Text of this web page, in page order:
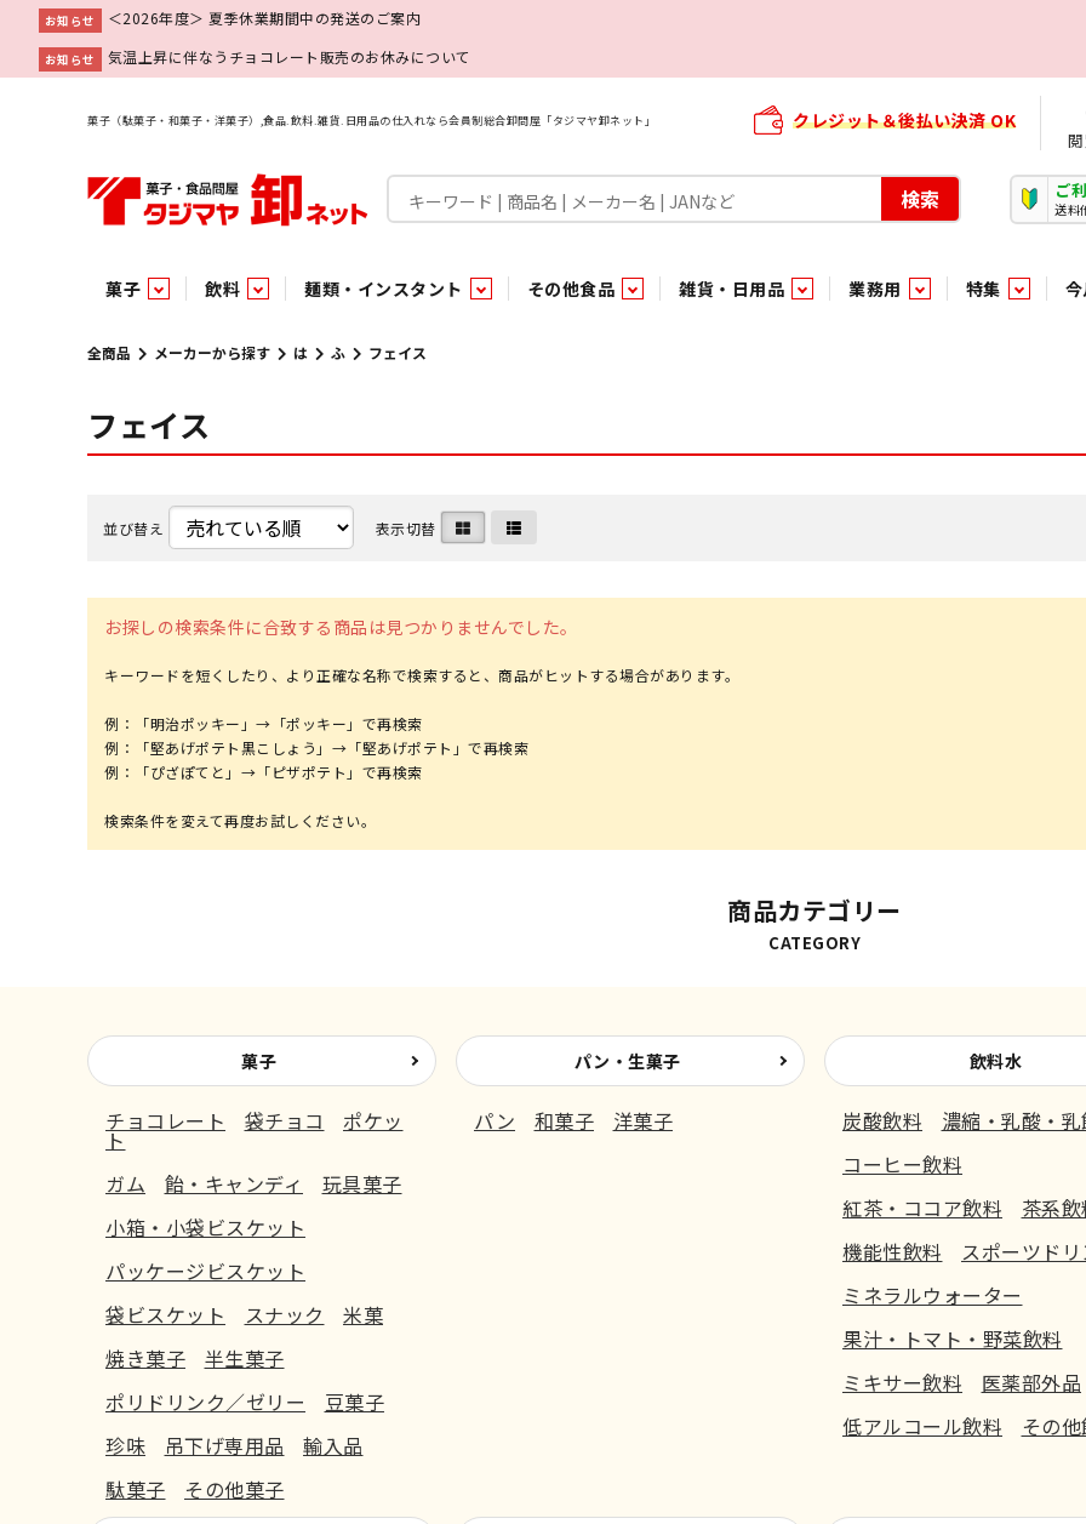
お知らせ ＜2026年度＞ 夏季休業期間中の発送のご案内
お知らせ 気温上昇に伴なうチョコレート販売のお休みについて
菓子（駄菓子・和菓子・洋菓子）,食品.飲料.雑貨.日用品の仕入れなら会員制総合卸問屋「タジマヤ卸ネット」 クレジット＆後払い決済 OK
検索 ご
送料
菓子
菓子 パン・生菓子
チョコレート
焼き菓子
半生菓子 ポリドリンク／ゼリー 豆菓子 珍味 吊下げ専用品 輸入品 駄菓子 その他菓子
飲料
飲料水 嗜好飲料 チルド飲料・デザート
炭酸飲料
ミキサー飲料
医薬部外品 低アルコール飲料 その他飲料水
麺類・インスタント
麺類 インスタント
乾麺 即席麺 袋
その他食品
調味料 ビン・缶詰 乾物 嗜好食品
砂糖 甘味料
みりん風調味料
香辛料
雑貨・日用品
雑貨 ペット関連 業務用非食品
洗剤 ヘアケア
トイレ用品
洗濯用品 小物家具 傘・袋物 履き物 家庭消耗雑貨 軽衣料 台所用品 清掃用品 電気関
業務用
業務用 業務用非食品
めん類・缶詰・びん詰・惣菜・乾物・その他（業務用）
特集
特集
駄菓子特集
当たり・占い付きのラッキーお菓子
タジマヤ オリジナル商品（PB） おすすめ・イチオシ商品
今月の特売
調味料 インスタント
青果
ペット関連 雑貨 業務用非食品 業務用 チルド飲料・デザート 和日配 日配調理加工品
新商品
調味料 インスタント
青果
ペット関連 雑貨 業務用非食品 業務用 チルド飲料・デザート 和日配 日配調理加工品
あ行 か行 さ行 た行 な行
あ い
全商品 メーカーから探す は ふ フェイス
フェイス
並び替え 表示切替
お探しの検索条件に合致する商品は見つかりませんでした。
キーワードを短くしたり、より正確な名称で検索すると、商品がヒットする場合があります。
例：「明治ポッキー」→「ポッキー」で再検索
例：「堅あげポテト黒こしょう」→「堅あげポテト」で再検索
例：「ぴざぽてと」→「ピザポテト」で再検索
商品カテゴリー
CATEGORY
菓子
チョコレート 袋チョコ ポケッ
ト
ガム
飴・キャンディ
玩具菓子
小箱・小袋ビスケット
パッケージビスケット
袋ビスケット
スナック
米菓
焼き菓子
半生菓子
ポリドリンク／ゼリー
豆菓子
珍味
吊下げ専用品
輸入品
駄菓子
その他菓子
パン・生菓子
パン 和菓子 洋菓子
飲料水
炭酸飲料
濃縮・乳酸・
コーヒー飲料
紅茶・ココア飲料
茶系飲
機能性飲料
スポーツドリ
ミネラルウォーター
果汁・トマト・野菜飲料
ミキサー飲料
医薬部外品
低アルコール飲料
その